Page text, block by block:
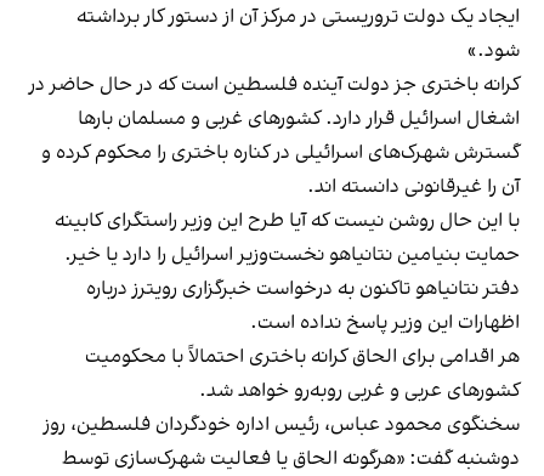
ایجاد یک دولت تروریستی در مرکز آن از دستور کار برداشته
شود.»
کرانه باختری جز دولت آینده فلسطین است که در حال حاضر در
اشغال اسرائیل قرار دارد. کشورهای غربی و مسلمان بارها
گسترش شهرک‌های اسرائیلی در کناره باختری را محکوم کرده و
آن را غیرقانونی دانسته اند.
با این حال روشن نیست که آیا طرح این وزیر راستگرای کابینه
حمایت بنیامین نتانیاهو نخست‌وزیر اسرائیل را دارد یا خیر.
دفتر نتانیاهو تاکنون به درخواست خبرگزاری رویترز درباره
اظهارات این وزیر پاسخ نداده است.
هر اقدامی برای الحاق کرانه باختری احتمالاً با محکومیت
کشورهای عربی و غربی روبه‌رو خواهد شد.
سخنگوی محمود عباس، رئیس اداره خودگردان فلسطین، روز
دوشنبه گفت: «هرگونه الحاق یا فعالیت شهرک‌سازی توسط